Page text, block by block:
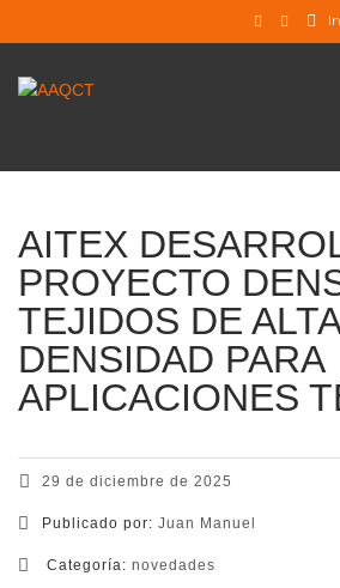
AITEX
PROYECTO
TEJIDOS DE
DENSIDAD PARA
APLICACIONES
29 de diciembre de 2025
Publicado por: Juan Manuel
Categoría: novedades